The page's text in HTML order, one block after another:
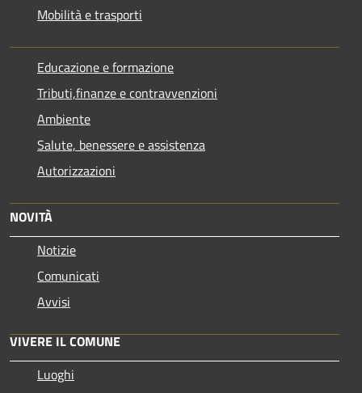
Mobilità e trasporti
Educazione e formazione
Tributi,finanze e contravvenzioni
Ambiente
Salute, benessere e assistenza
Autorizzazioni
NOVITÀ
Notizie
Comunicati
Avvisi
VIVERE IL COMUNE
Luoghi